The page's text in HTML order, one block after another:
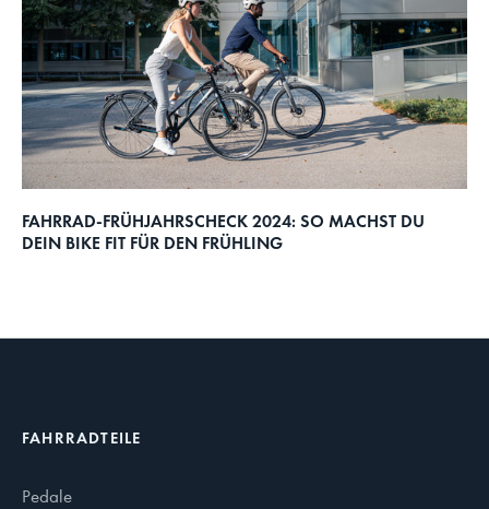
FAHRRAD-FRÜHJAHRSCHECK 2024: SO MACHST DU
DEIN BIKE FIT FÜR DEN FRÜHLING
FAHRRADTEILE
Pedale